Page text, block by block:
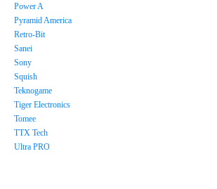
Power A
Pyramid America
Retro-Bit
Sanei
Sony
Squish
Teknogame
Tiger Electronics
Tomee
TTX Tech
Ultra PRO